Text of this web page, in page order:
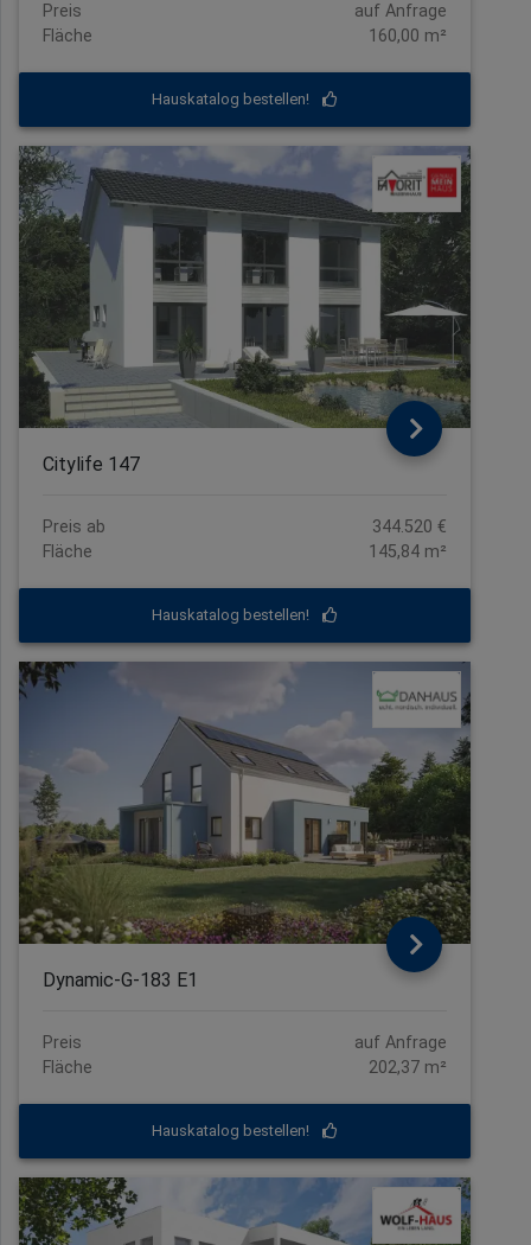
Preis
auf Anfrage
Fläche
160,00 m²
Hauskatalog bestellen!
Citylife 147
Preis ab
344.520 €
Fläche
145,84 m²
Hauskatalog bestellen!
Dynamic-G-183 E1
Preis
auf Anfrage
Fläche
202,37 m²
Hauskatalog bestellen!